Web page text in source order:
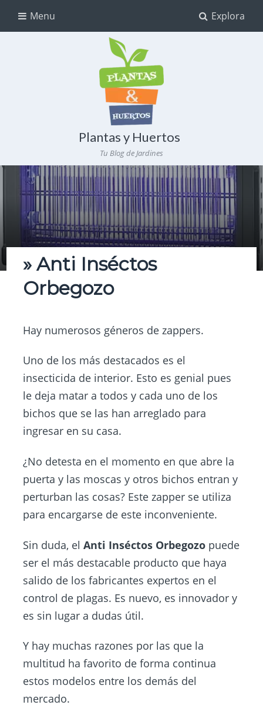
Explora
Menu
Plantas y Huertos
Tu Blog de Jardines
» Anti Inséctos
Orbegozo
Hay numerosos géneros de zappers.
Uno de los más destacados es el
insecticida de interior. Esto es genial pues
le deja matar a todos y cada uno de los
bichos que se las han arreglado para
ingresar en su casa.
¿No detesta en el momento en que abre la
puerta y las moscas y otros bichos entran y
perturban las cosas? Este zapper se utiliza
para encargarse de este inconveniente.
Sin duda, el Anti Inséctos Orbegozopuede
ser el más destacable producto que haya
salido de los fabricantes expertos en el
control de plagas. Es nuevo, es innovador y
es sin lugar a dudas útil.
Y hay muchas razones por las que la
multitud ha favorito de forma continua
estos modelos entre los demás del
mercado.